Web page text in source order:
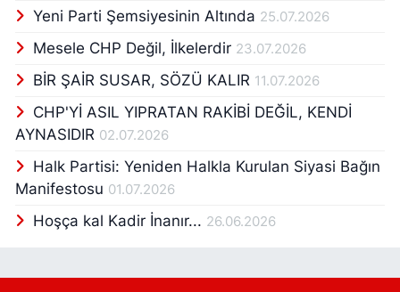
Yeni Parti Şemsiyesinin Altında 25.07.2026
Mesele CHP Değil, İlkelerdir 23.07.2026
BİR ŞAİR SUSAR, SÖZÜ KALIR 11.07.2026
CHP'Yİ ASIL YIPRATAN RAKİBİ DEĞİL, KENDİ
AYNASIDIR 02.07.2026
Halk Partisi: Yeniden Halkla Kurulan Siyasi Bağın
Manifestosu 01.07.2026
Hoşça kal Kadir İnanır... 26.06.2026